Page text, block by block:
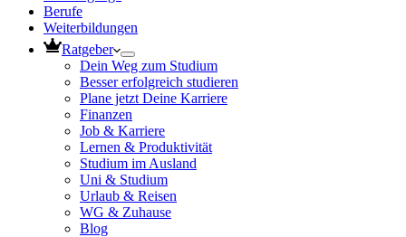
Berufe
Weiterbildungen
Ratgeber
Dein Weg zum Studium
Besser erfolgreich studieren
Plane jetzt Deine Karriere
Finanzen
Job & Karriere
Lernen & Produktivität
Studium im Ausland
Uni & Studium
Urlaub & Reisen
WG & Zuhause
Blog